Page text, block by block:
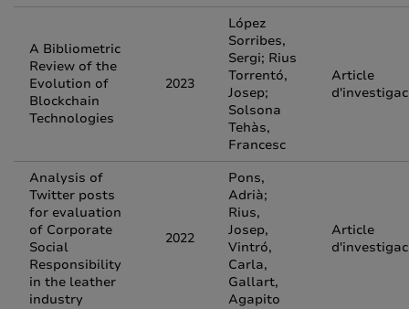
A Bibliometric
Review of the
Evolution of
Blockchain
Technologies
2023
López
Sorribes,
Sergi; Rius
Torrentó,
Josep;
Solsona
Tehàs,
Francesc
Article
Analysis of
Twitter posts
for evaluation
of Corporate
Social
Responsibility
in the leather
industry
2022
Pons,
Adrià;
Rius,
Josep,
Vintró,
Carla,
Gallart,
Agapito
Article